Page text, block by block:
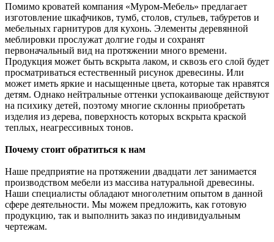
Помимо кроватей компания «Муром-Мебель» предлагает
изготовление шкафчиков, тумб, столов, стульев, табуретов и
мебельных гарнитуров для кухонь. Элементы деревянной
меблировки прослужат долгие годы и сохранят
первоначальный вид на протяжении много времени.
Продукция может быть вскрыта лаком, и сквозь его слой будет
просматриваться естественный рисунок древесины. Или
может иметь яркие и насыщенные цвета, которые так нравятся
детям. Однако нейтральные оттенки успокаивающе действуют
на психику детей, поэтому многие склонны приобретать
изделия из дерева, поверхность которых вскрыта краской
теплых, неагрессивных тонов.
Почему стоит обратиться к нам
Наше предприятие на протяжении двадцати лет занимается
производством мебели из массива натуральной древесины.
Наши специалисты обладают многолетним опытом в данной
сфере деятельности. Мы можем предложить, как готовую
продукцию, так и выполнить заказ по индивидуальным
чертежам.